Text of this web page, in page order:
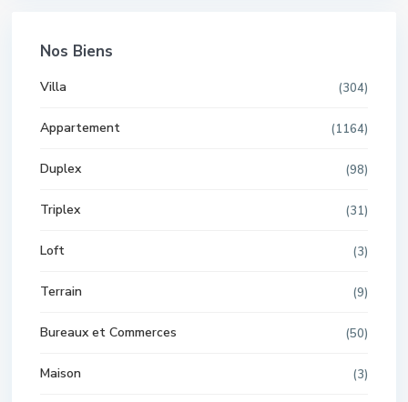
Nos Biens
Villa (304)
Appartement (1164)
Duplex (98)
Triplex (31)
Loft (3)
Terrain (9)
Bureaux et Commerces (50)
Maison (3)